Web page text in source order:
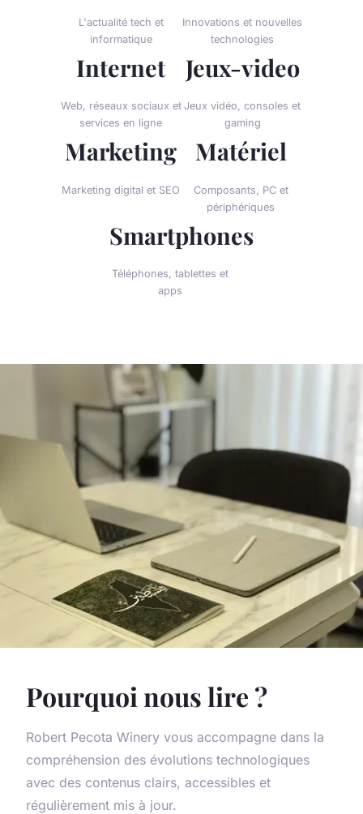
L'actualité tech et
informatique
Innovations et nouvelles
technologies
Internet
Web, réseaux sociaux et
services en ligne
Jeux-video
Jeux vidéo, consoles et
gaming
Marketing
Marketing digital et SEO
Matériel
Composants, PC et
périphériques
Smartphones
Téléphones, tablettes et
apps
Pourquoi nous lire ?
Robert Pecota Winery vous accompagne dans la
compréhension des évolutions technologiques
avec des contenus clairs, accessibles et
régulièrement mis à jour.